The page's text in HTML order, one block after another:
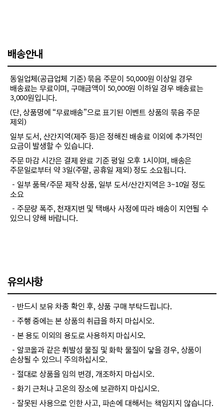
배송안내
동일업체(공급업체 기준) 묶음 주문이 50,000원 이상일 경우
배송료는 무료이며, 구매금액이 50,000원 이하일 경우 배송료는
3,000원입니다.
(단, 상품명에 “무료배송”으로 표기된 이벤트 상품의 묶음 주문
제외)
일부 도서, 산간지역(제주 등)은 정해진 배송료 이외에 추가적인
요금이 발생할 수 있습니다.
주문 마감 시간은 결제 완료 기준 평일 오후 1시이며, 배송은
주문일로부터 약 3일(주말, 공휴일 제외) 정도 소요됩니다.
－일부 품목/주문 제작 상품, 일부 도서/산간지역은 3~10일 정도
소요
－주문량 폭주, 천재지변 및 택배사 사정에 따라 배송이 지연될 수
있으니 양해 바랍니다.
유의사항
－반드시 보유 차종 확인 후, 상품 구매 부탁드립니다.
－주행 중에는 본 상품의 취급을 하지 마십시오.
－본 용도 이외의 용도로 사용하지 마십시오.
－알코올과 같은 휘발성 물질 및 화학 물질이 닿을 경우, 상품이
손상될 수 있으니 주의하십시오.
－절대로 상품을 임의 변경, 개조하지 마십시오.
－화기 근처나 고온의 장소에 보관하지 마십시오.
－잘못된 사용으로 인한 사고, 파손에 대해서는 책임지지 않습니다.